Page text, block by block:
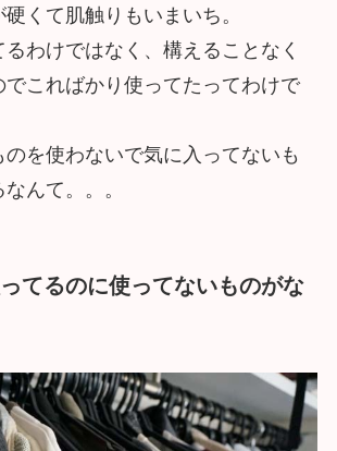
くて肌触りもいまいち。
わけではなく、構えることなく
こればかり使ってたってわけで
を使わないで気に入ってないも
んて。。。
てるのに使ってないものがな